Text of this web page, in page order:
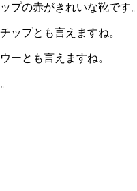
プの赤がきれいな靴です。
ップとも言えますね。
ーとも言えますね。